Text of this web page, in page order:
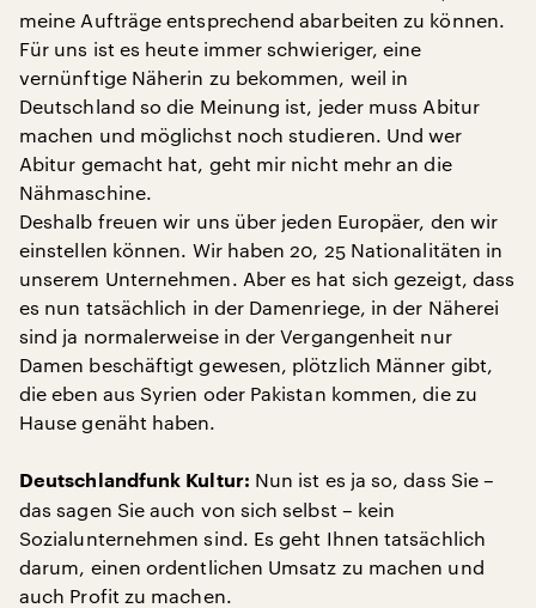
meine Aufträge entsprechend abarbeiten zu können.
Für uns ist es heute immer schwieriger, eine
vernünftige Näherin zu bekommen, weil in
Deutschland so die Meinung ist, jeder muss Abitur
machen und möglichst noch studieren. Und wer
Abitur gemacht hat, geht mir nicht mehr an die
Nähmaschine.
Deshalb freuen wir uns über jeden Europäer, den wir
einstellen können. Wir haben 20, 25 Nationalitäten in
unserem Unternehmen. Aber es hat sich gezeigt, dass
es nun tatsächlich in der Damenriege, in der Näherei
sind ja normalerweise in der Vergangenheit nur
Damen beschäftigt gewesen, plötzlich Männer gibt,
die eben aus Syrien oder Pakistan kommen, die zu
Hause genäht haben.
Deutschlandfunk Kultur: Nun ist es ja so, dass Sie –
das sagen Sie auch von sich selbst – kein
Sozialunternehmen sind. Es geht Ihnen tatsächlich
darum, einen ordentlichen Umsatz zu machen und
auch Profit zu machen.